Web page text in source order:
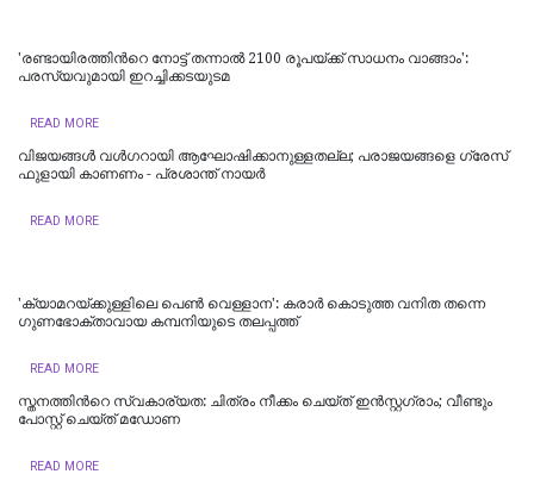
'രണ്ടായിരത്തിന്‍റെ നോട്ട് തന്നാൽ 2100 രൂപയ്‍ക്ക് സാധനം വാങ്ങാം':
പരസ്യവുമായി ഇറച്ചിക്കടയുടമ
READ MORE
വിജയങ്ങൾ വൾഗറായി ആഘോഷിക്കാനുള്ളതല്ല; പരാജയങ്ങളെ ഗ്രേസ്
ഫുളായി കാണണം - പ്രശാന്ത് നായർ
READ MORE
'ക്യാമറയ്ക്കുള്ളിലെ പെൺ വെള്ളാന': കരാർ കൊടുത്ത വനിത തന്നെ
ഗുണഭോക്താവായ കമ്പനിയുടെ തലപ്പത്ത്
READ MORE
സ്തനത്തിന്‍റെ സ്വകാര്യത: ചിത്രം നീക്കം ചെയ്ത് ഇൻസ്റ്റഗ്രാം; വീണ്ടും
പോസ്റ്റ് ചെയ്ത് മഡോണ
READ MORE